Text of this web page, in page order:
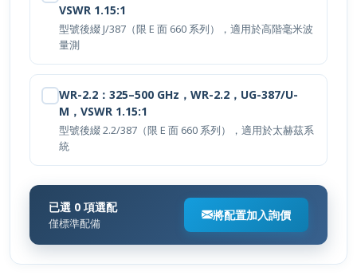
型號後綴 J/387（限 E 面 660 系列），適用於高階毫米波
量測
WR-2.2：325–500 GHz，WR-2.2，UG-387/U-
M，VSWR 1.15:1
型號後綴 2.2/387（限 E 面 660 系列），適用於太赫茲系
統
已選 0 項選配
僅標準配備
將配置加入詢價